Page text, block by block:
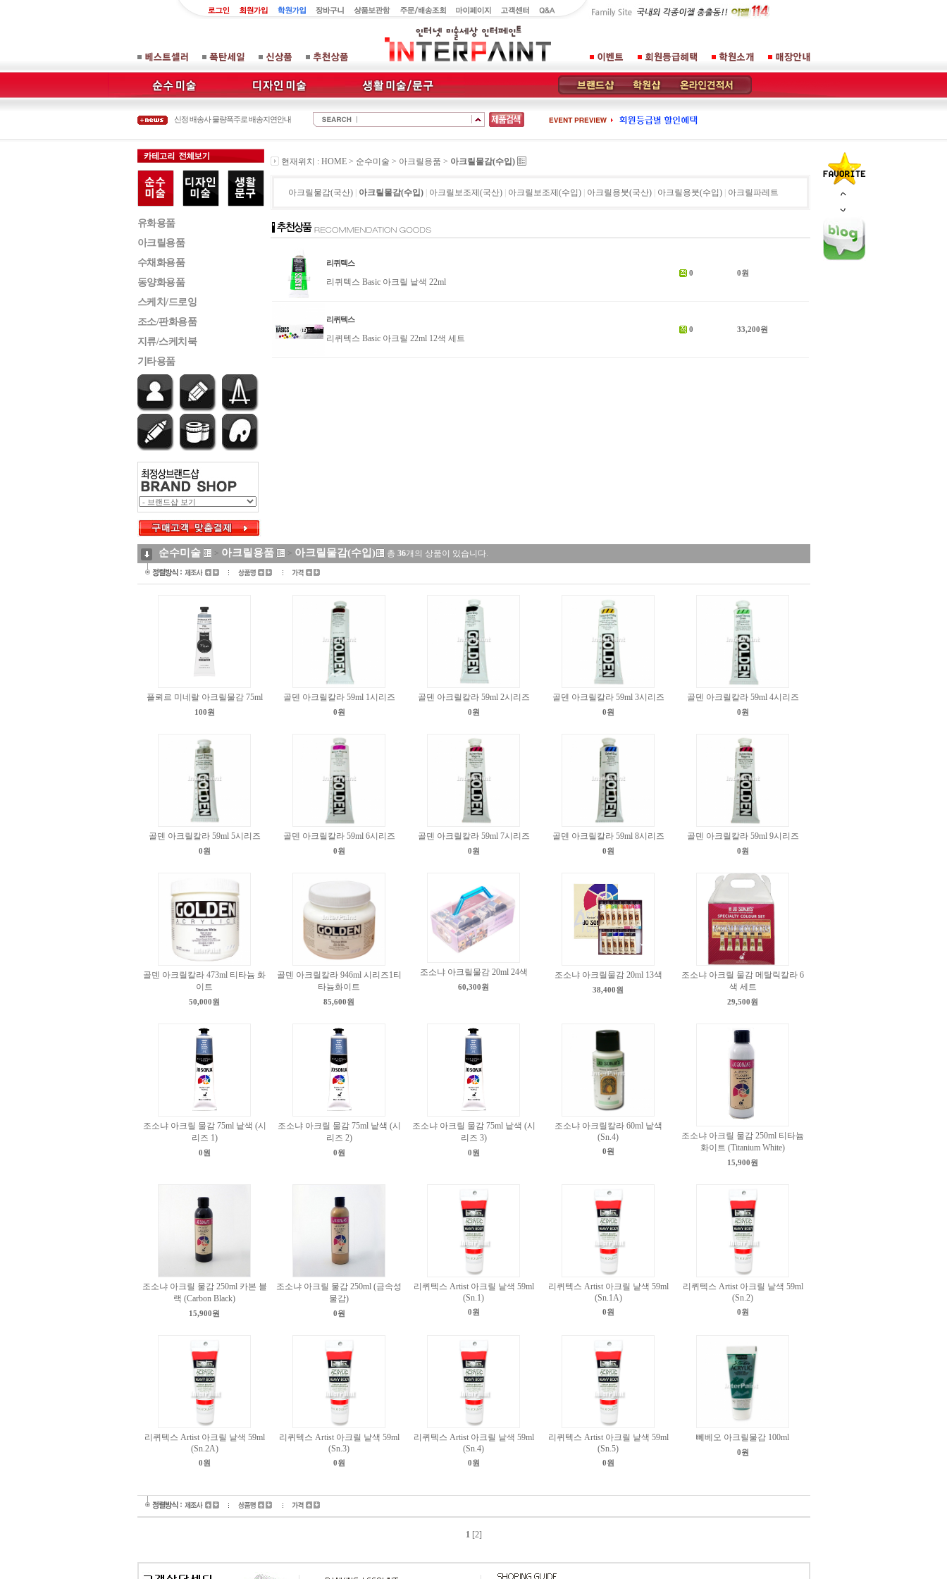
오프라인 매장 이전 안내
설 연휴관련 배송안내
8월 14일 대체공휴일로 배송사 휴업안내
유화용품
아크릴용품
수채화용품
동양화용품
스케치/드로잉
조소/판화용품
지류/스케치북
기타용품
현재위치 : HOME > 순수미술 > 아크릴용품 > 아크릴물감(수입)
아크릴물감(국산) 아크릴물감(수입) 아크릴보조제(국산) 아크릴보조제(수입) 아크릴용붓(국산) 아크릴용붓(수입) 아크릴파레트
리퀴텍스
리퀴텍스 Basic 아크릴 낱색 22ml
0 0원
리퀴텍스
리퀴텍스 Basic 아크릴 22ml 12색 세트
0 33,200원
순수미술 > 아크릴용품 > 아크릴물감(수입) 총 36개의 상품이 있습니다.
플뢰르 미네랄 아크릴물감 75ml
100원
골덴 아크릴칼라 59ml 1시리즈
0원
골덴 아크릴칼라 59ml 2시리즈
0원
골덴 아크릴칼라 59ml 3시리즈
0원
골덴 아크릴칼라 59ml 4시리즈
0원
골덴 아크릴칼라 59ml 5시리즈
0원
골덴 아크릴칼라 59ml 6시리즈
0원
골덴 아크릴칼라 59ml 7시리즈
0원
골덴 아크릴칼라 59ml 8시리즈
0원
골덴 아크릴칼라 59ml 9시리즈
0원
골덴 아크릴칼라 473ml 티타늄 화
이트
50,000원
골덴 아크릴칼라 946ml 시리즈1티
타늄화이트
85,600원
조소냐 아크릴물감 20ml 24색
60,300원
조소냐 아크릴물감 20ml 13색
38,400원
조소냐 아크릴 물감 메탈릭칼라 6
색 세트
29,500원
조소냐 아크릴 물감 75ml 낱색 (시
리즈 1)
0원
조소냐 아크릴 물감 75ml 낱색 (시
리즈 2)
0원
조소냐 아크릴 물감 75ml 낱색 (시
리즈 3)
0원
조소냐 아크릴칼라 60ml 낱색
(Sn.4)
0원
조소냐 아크릴 물감 250ml 티타늄
화이트 (Titanium White)
15,900원
조소냐 아크릴 물감 250ml 카본 블
랙 (Carbon Black)
15,900원
조소냐 아크릴 물감 250ml (금속성
물감)
0원
리퀴텍스 Artist 아크릴 낱색 59ml
(Sn.1)
0원
리퀴텍스 Artist 아크릴 낱색 59ml
(Sn.1A)
0원
리퀴텍스 Artist 아크릴 낱색 59ml
(Sn.2)
0원
리퀴텍스 Artist 아크릴 낱색 59ml
(Sn.2A)
0원
리퀴텍스 Artist 아크릴 낱색 59ml
(Sn.3)
0원
리퀴텍스 Artist 아크릴 낱색 59ml
(Sn.4)
0원
리퀴텍스 Artist 아크릴 낱색 59ml
(Sn.5)
0원
뻬베오 아크릴물감 100ml
0원
1 [2]